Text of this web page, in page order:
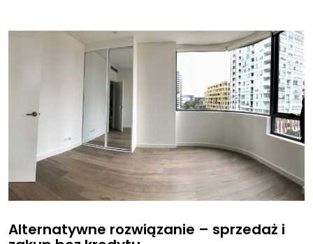
Alternatywne rozwiązanie – sprzedaż i